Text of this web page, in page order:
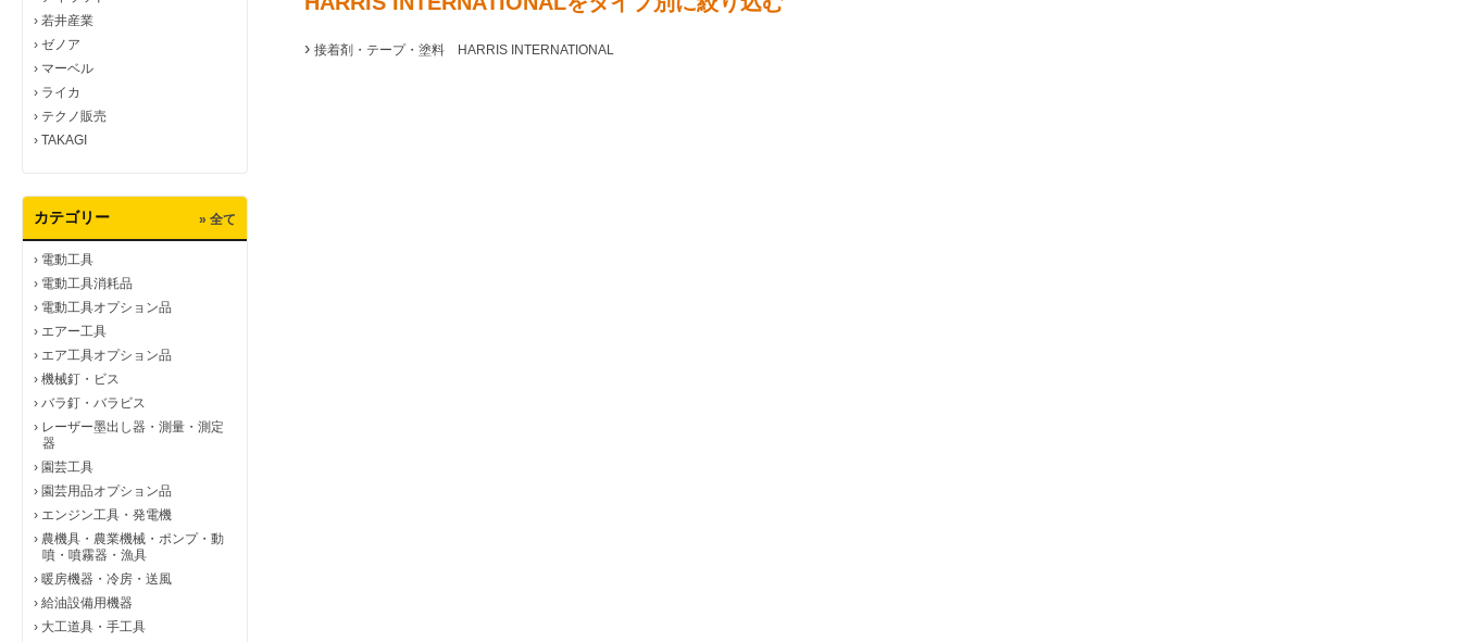
› 若井産業
› ゼノア
› マーベル
› ライカ
› テクノ販売
› TAKAGI
カテゴリー » 全て
› 電動工具
› 電動工具消耗品
› 電動工具オプション品
› エアー工具
› エア工具オプション品
› 機械釘・ビス
› バラ釘・バラビス
› レーザー墨出し器・測量・測定
器
› 園芸工具
› 園芸用品オプション品
› エンジン工具・発電機
› 農機具・農業機械・ポンプ・動
噴・噴霧器・漁具
› 暖房機器・冷房・送風
› 給油設備用機器
› 大工道具・手工具
› 接着剤・テープ・塗料 HARRIS INTERNATIONAL